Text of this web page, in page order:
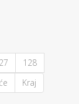
128
Kraj